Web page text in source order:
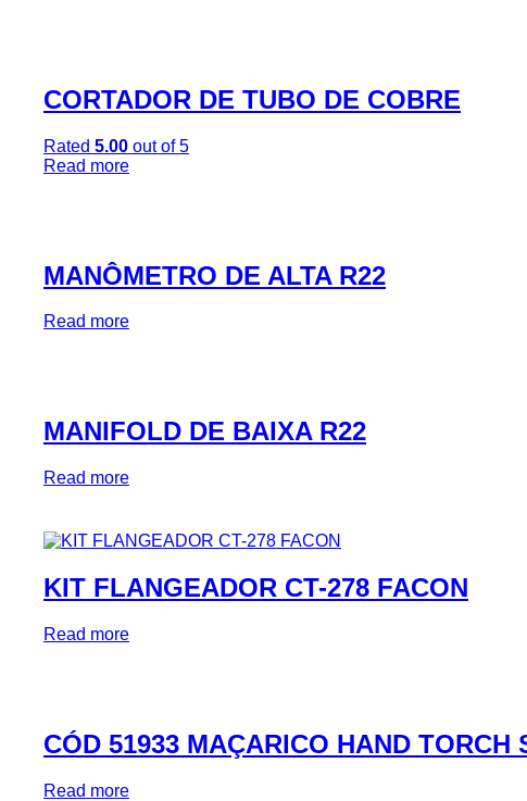
CORTADOR DE TUBO DE COBRE
Rated 5.00 out of 5
Read more
MANÔMETRO DE ALTA R22
Read more
MANIFOLD DE BAIXA R22
Read more
KIT FLANGEADOR CT-278 FACON
Read more
CÓD 51933 MAÇARICO HAND TORCH
Read more